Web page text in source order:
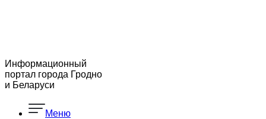
Информационный
портал города Гродно
и Беларуси
Меню